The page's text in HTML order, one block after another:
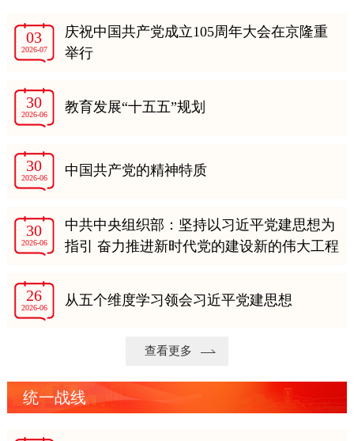
03
2026-07
庆祝中国共产党成立105周年大会在京隆重
举行
30
2026-06 教育发展“十五五”规划
30
2026-06 中国共产党的精神特质
30
2026-06
中共中央组织部：坚持以习近平党建思想为
指引 奋力推进新时代党的建设新的伟大工程
26
2026-06 从五个维度学习领会习近平党建思想
查看更多
统一战线